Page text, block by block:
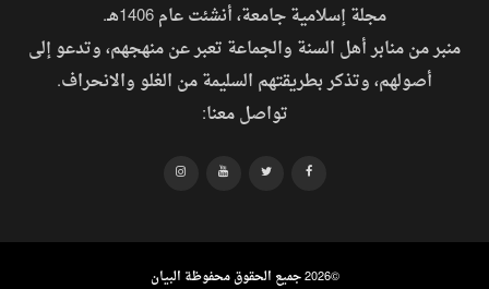
مجلة إسلامية جامعة، أنشئت عام 1406هـ.
منبر من منابر أهل السنة والجماعة تعبر عن منهجهم، وتدعو إلى
أصولهم، وتذكر بطريقتهم السليمة من الغلو والانحراف.
تواصل معنا:
©2026 جميع الحقوق محفوظة البيان